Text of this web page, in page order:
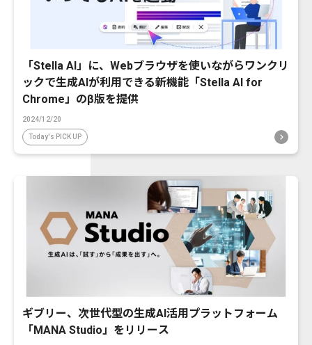
「Stella AI」に、Webブラウザを使いながらワンクリ
ックで生成AIが利用できる新機能「Stella AI for
Chrome」のβ版を提供
2024/12/20
Today's PICK UP
ギブリー、次世代型の生成AI活用プラットフォーム
「MANA Studio」をリリース